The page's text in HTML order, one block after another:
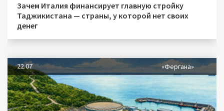
Зачем Италия финансирует главную стройку
Таджикистана — страны, у которой нет своих
денег
22.07 «Фергана»